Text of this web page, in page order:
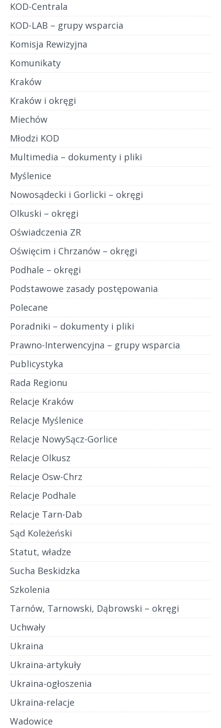
KOD-Centrala
KOD-LAB – grupy wsparcia
Komisja Rewizyjna
Komunikaty
Kraków
Kraków i okręgi
Miechów
Młodzi KOD
Multimedia – dokumenty i pliki
Myślenice
Nowosądecki i Gorlicki – okręgi
Olkuski – okręgi
Oświadczenia ZR
Oświęcim i Chrzanów – okręgi
Podhale – okręgi
Podstawowe zasady postępowania
Polecane
Poradniki – dokumenty i pliki
Prawno-Interwencyjna – grupy wsparcia
Publicystyka
Rada Regionu
Relacje Kraków
Relacje Myślenice
Relacje NowySącz-Gorlice
Relacje Olkusz
Relacje Osw-Chrz
Relacje Podhale
Relacje Tarn-Dab
Sąd Koleżeński
Statut, władze
Sucha Beskidzka
Szkolenia
Tarnów, Tarnowski, Dąbrowski – okręgi
Uchwały
Ukraina
Ukraina-artykuły
Ukraina-ogłoszenia
Ukraina-relacje
Wadowice